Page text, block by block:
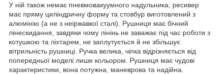
У ній також немає пневмовакуумного надульника, ресивер
має пряму циліндричну форму та стовбур виготовлений з
алюмінію (а не з неіржавкої сталі). Рушниця має бічний
лінескидання, завдяки чому лінінь не заважає під час роботи з
котушкою та ліхтарем, не заплутується й не збільшує
вітрильність рушниці. Ручка велика, чіпка відрізняється від
попередньої моделі лише кольором. Рушниця має чудові
характеристики, вона потужна, маневрова та надійна.